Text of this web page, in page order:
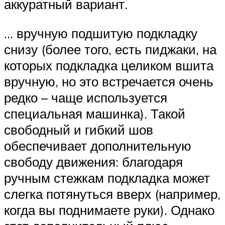
аккуратный вариант.
… вручную подшитую подкладку
снизу (более того, есть пиджаки, на
которых подкладка целиком вшита
вручную, но это встречается очень
редко – чаще используется
специальная машинка). Такой
свободный и гибкий шов
обеспечивает дополнительную
свободу движения: благодаря
ручным стежкам подкладка может
слегка потянуться вверх (например,
когда вы поднимаете руки). Однако